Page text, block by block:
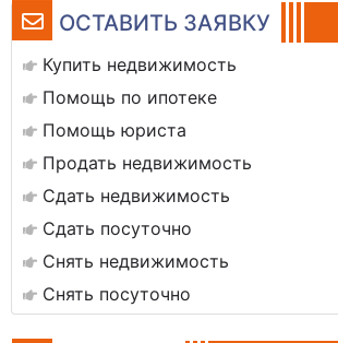
ОСТАВИТЬ ЗАЯВКУ
Купить недвижимость
Помощь по ипотеке
Помощь юриста
Продать недвижимость
Сдать недвижимость
Сдать посуточно
Снять недвижимость
Снять посуточно